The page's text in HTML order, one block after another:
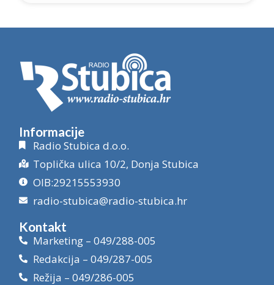
Informacije
Radio Stubica d.o.o.
Toplička ulica 10/2, Donja Stubica
OIB:29215553930
radio-stubica@radio-stubica.hr
Kontakt
Marketing – 049/288-005
Redakcija – 049/287-005
Režija – 049/286-005